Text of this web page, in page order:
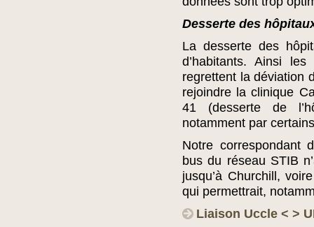
Desserte des
La desserte des
d’habitants. Ainsi
regrettent la déviation
rejoindre la clinique
41 (desserte de
notamment par
Notre correspondant
bus du réseau STIB
jusqu’à Churchill,
qui permettrait,
Liaison Uccle < >